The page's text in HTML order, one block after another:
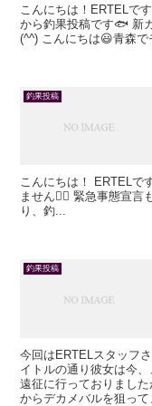
こんにちは！ERTELで
から釣果投稿です🐟 新
(^^) こんにちは😃青森で
釣果投稿
こんにちは！ ERTELで
ません🙇‍♀️ 緊急事態宣言
り、釣...
釣果投稿
今回はERTELスタッフ
イトルの通り彼女は今
遠征に行っておりまし
からデカメバルを狙って